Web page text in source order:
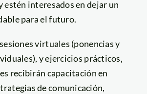
estén interesados en dejar un
para el futuro.
virtuales (ponencias y
y ejercicios prácticos,
recibirán capacitación en
de comunicación,